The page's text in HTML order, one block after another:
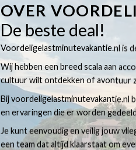
OVER
De beste deal!
Voordeligelastminutevakantie.nl is
Wij hebben een breed scala aan
cultuur wilt ontdekken of avontuur
Bij voordeligelastminutevakantie.nl
en ervaringen die er worden
Je kunt eenvoudig en veilig jouw
een team dat altijd klaarstaat om